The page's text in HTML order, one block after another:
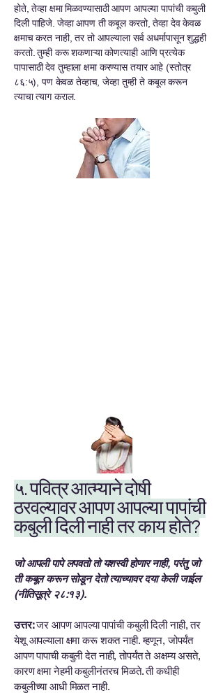
होते, तेव्हा क्षमा मिळवण्यासाठी आपण आपल्या पापांची कबुली
दिली पाहिजे. जेव्हा आपण ती कबूल करतो, तेव्हा देव केवळ
क्षमाच करत नाही, तर तो आपल्याला सर्व अधर्मापासून शुद्धही
करतो. तुम्ही करू शकणाऱ्या कोणत्याही आणि प्रत्येक
पापासाठी देव तुम्हाला क्षमा करण्यास तयार आहे (स्तोत्र
८६:५), पण केवळ तेव्हाच, जेव्हा तुम्ही ते कबूल करून
त्याचा त्याग कराल.
५. पवित्र आत्म्याने दोषी
ठरवल्यावर आपण आपल्या पापांची
कबुली दिली नाही तर काय होते?
जो आपली पापे लपवतो तो यशस्वी होणार नाही, परंतु जो
ती कबूल करून सोडून देतो त्याच्यावर दया केली जाईल
(नीतिसूत्रे २८:१३).
उत्तर:जर आपण आपल्या पापांची कबुली दिली नाही, तर
येशू आपल्याला क्षमा करू शकत नाही. म्हणून, जोपर्यंत
आपण पापाची कबुली देत ​​नाही, तोपर्यंत ते अक्षम्य असते,
कारण क्षमा नेहमी कबुलीनंतरच मिळते. ती कधीही
कबुलीच्या आधी मिळत नाही.